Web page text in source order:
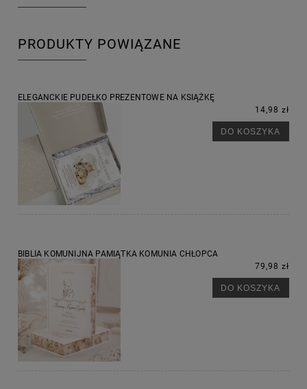
PRODUKTY POWIĄZANE
ELEGANCKIE PUDEŁKO PREZENTOWE NA KSIĄŻKĘ
14,98 zł
DO KOSZYKA
BIBLIA KOMUNIJNA PAMIĄTKA KOMUNIA CHŁOPCA
79,98 zł
DO KOSZYKA